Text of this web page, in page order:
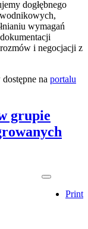
dogłębnego
wymagań
i negocjacji z
na portalu
grupie
Print